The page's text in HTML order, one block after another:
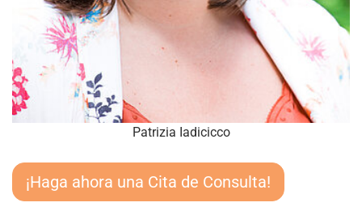
Patrizia Iadicicco
¡Haga ahora una Cita de Consulta!